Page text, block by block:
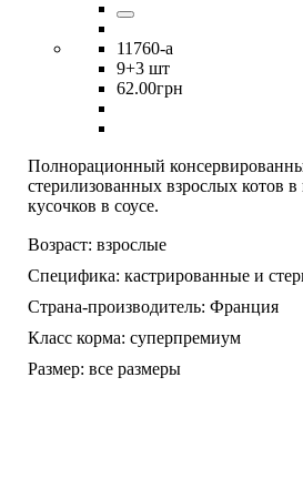
11760-a
9+3 шт
62.00грн
Полнорационный
стерилизованных взрослых котов
кусочков в соусе.
Возраст: взрослые
Специфика: кастрированные и
Страна-производитель: Франция
Класс корма: суперпремиум
Размер: все размеры